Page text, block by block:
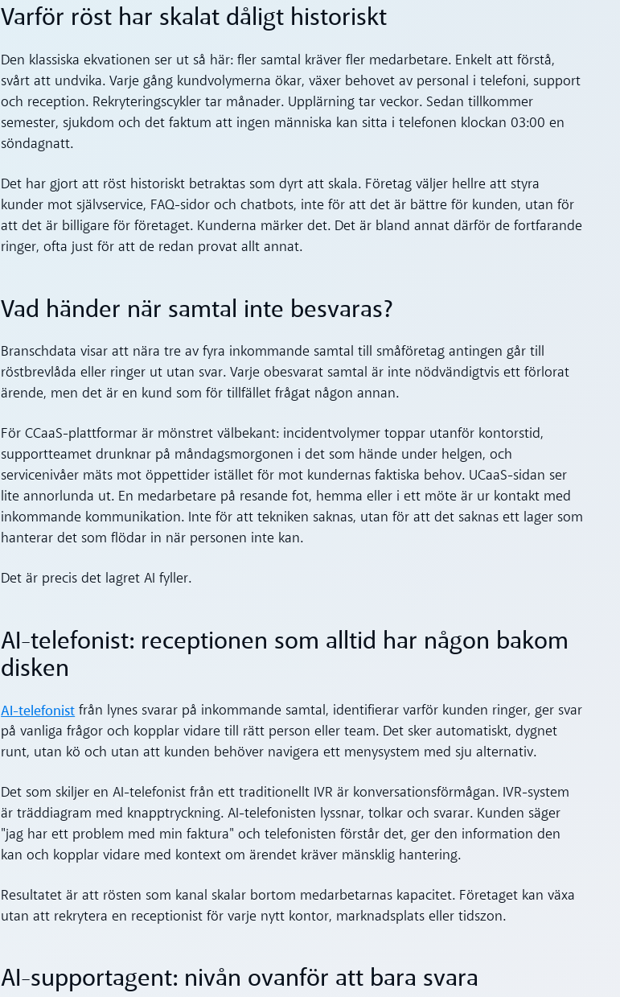
Varför röst har skalat dåligt historiskt
Den klassiska ekvationen ser ut så här: fler samtal kräver fler medarbetare. Enkelt att förstå,
svårt att undvika. Varje gång kundvolymerna ökar, växer behovet av personal i telefoni, support
och reception. Rekryteringscykler tar månader. Upplärning tar veckor. Sedan tillkommer
semester, sjukdom och det faktum att ingen människa kan sitta i telefonen klockan 03:00 en
söndagnatt.
Det har gjort att röst historiskt betraktas som dyrt att skala. Företag väljer hellre att styra
kunder mot självservice, FAQ-sidor och chatbots, inte för att det är bättre för kunden, utan för
att det är billigare för företaget. Kunderna märker det. Det är bland annat därför de fortfarande
ringer, ofta just för att de redan provat allt annat.
Vad händer när samtal inte besvaras?
Branschdata visar att nära tre av fyra inkommande samtal till småföretag antingen går till
röstbrevlåda eller ringer ut utan svar. Varje obesvarat samtal är inte nödvändigtvis ett förlorat
ärende, men det är en kund som för tillfället frågat någon annan.
För CCaaS-plattformar är mönstret välbekant: incidentvolymer toppar utanför kontorstid,
supportteamet drunknar på måndagsmorgonen i det som hände under helgen, och
servicenivåer mäts mot öppettider istället för mot kundernas faktiska behov. UCaaS-sidan ser
lite annorlunda ut. En medarbetare på resande fot, hemma eller i ett möte är ur kontakt med
inkommande kommunikation. Inte för att tekniken saknas, utan för att det saknas ett lager som
hanterar det som flödar in när personen inte kan.
Det är precis det lagret AI fyller.
AI-telefonist: receptionen som alltid har någon bakom
disken
AI-telefonist från lynes svarar på inkommande samtal, identifierar varför kunden ringer, ger svar
på vanliga frågor och kopplar vidare till rätt person eller team. Det sker automatiskt, dygnet
runt, utan kö och utan att kunden behöver navigera ett menysystem med sju alternativ.
Det som skiljer en AI-telefonist från ett traditionellt IVR är konversationsförmågan. IVR-system
är träddiagram med knapptryckning. AI-telefonisten lyssnar, tolkar och svarar. Kunden säger
"jag har ett problem med min faktura" och telefonisten förstår det, ger den information den
kan och kopplar vidare med kontext om ärendet kräver mänsklig hantering.
Resultatet är att rösten som kanal skalar bortom medarbetarnas kapacitet. Företaget kan växa
utan att rekrytera en receptionist för varje nytt kontor, marknadsplats eller tidszon.
AI-supportagent: nivån ovanför att bara svara